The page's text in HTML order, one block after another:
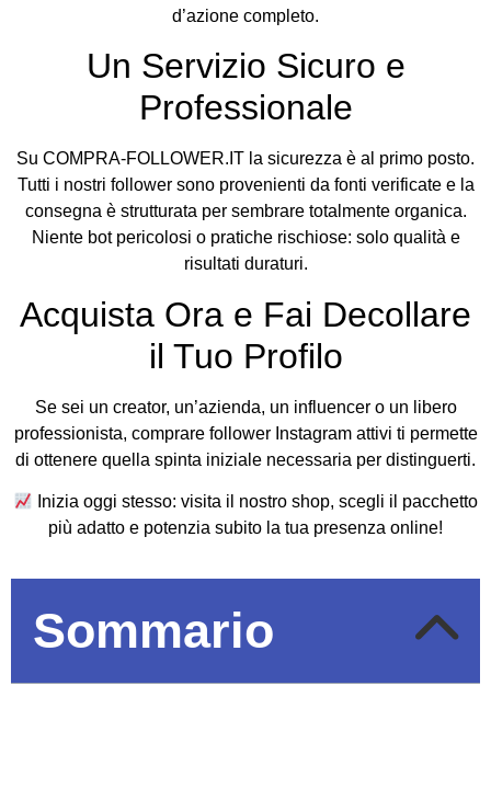
d’azione completo.
Un Servizio Sicuro e
Professionale
Su COMPRA-FOLLOWER.IT la sicurezza è al primo posto.
Tutti i nostri follower sono provenienti da fonti verificate e la
consegna è strutturata per sembrare totalmente organica.
Niente bot pericolosi o pratiche rischiose: solo qualità e
risultati duraturi.
Acquista Ora e Fai Decollare
il Tuo Profilo
Se sei un creator, un’azienda, un influencer o un libero
professionista, comprare follower Instagram attivi ti permette
di ottenere quella spinta iniziale necessaria per distinguerti.
Inizia oggi stesso: visita il nostro shop, scegli il pacchetto
più adatto e potenzia subito la tua presenza online!
Sommario